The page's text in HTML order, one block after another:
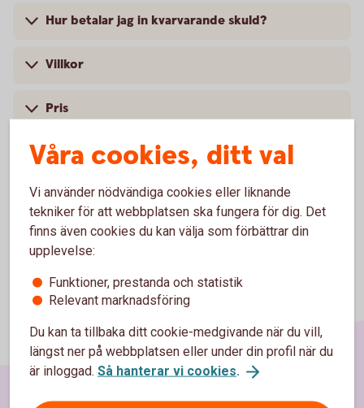
Hur betalar jag in kvarvarande skuld?
Villkor
Pris
Våra cookies, ditt val
Vi använder nödvändiga cookies eller liknande
tekniker för att webbplatsen ska fungera för dig. Det
finns även cookies du kan välja som förbättrar din
upplevelse:
Funktioner, prestanda och statistik
Relevant marknadsföring
Du kan ta tillbaka ditt cookie-medgivande när du vill,
längst ner på webbplatsen eller under din profil när du
är inloggad. Så hanterar vi cookies.